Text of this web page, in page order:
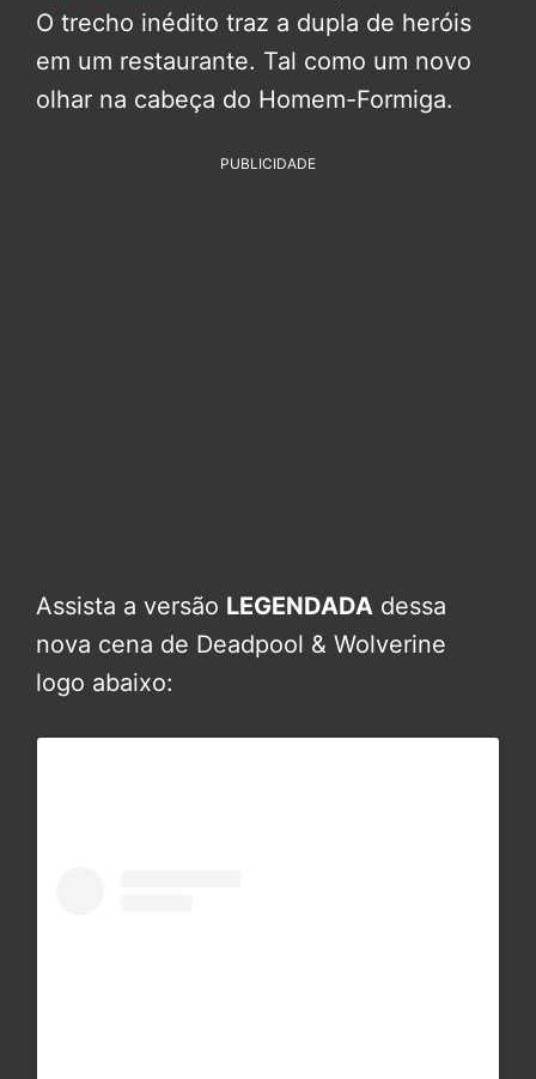
O trecho inédito traz a dupla de heróis
em um restaurante. Tal como um novo
olhar na cabeça do Homem-Formiga.
PUBLICIDADE
Assista a versão LEGENDADA dessa
nova cena de Deadpool & Wolverine
logo abaixo: